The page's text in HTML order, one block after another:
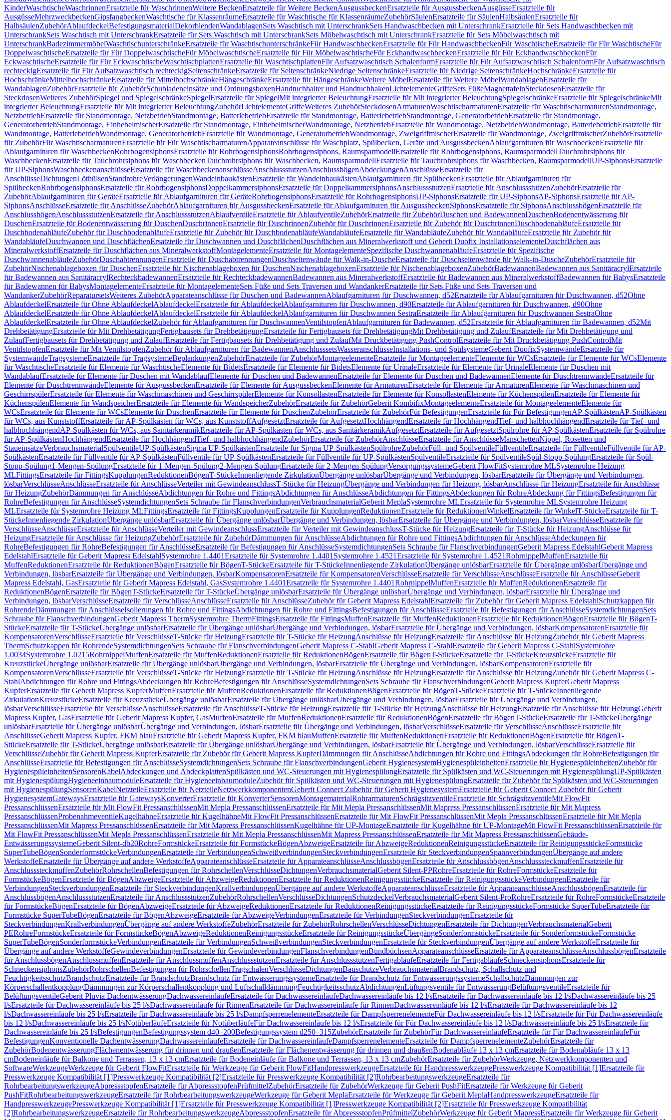
KinderWaschtischeWaschrinnenErsatzteile für WaschrinnenWeitere BeckenErsatzteile für Weitere BeckenAusgussbeckenErsatzteile für AusgussbeckenAusgüsseErsatzteile für
AusgüsseMehrzweckbeckenGipsfangbeckenWaschtische für KlassenräumeErsatzteile für Waschtische für KlassenräumeZubehörSäulenErsatzteile für SäulenHalbsäulenErsatzteile für
HalbsäulenZubehörAblaufdeckelBefestigungsmaterialDekorblendenWandablagenSets Waschtisch mit UnterschrankSets Handwaschbecken mit UnterschrankErsatzteile für Sets Handwaschbecken mit
UnterschrankSets Waschtisch mit UnterschrankErsatzteile für Sets Waschtisch mit UnterschrankSets Möbelwaschtisch mit UnterschrankErsatzteile für Sets Möbelwaschtisch mit
UnterschrankBadezimmermöbelWaschtischunterschränkeErsatzteile für WaschtischunterschränkeFür HandwaschbeckenErsatzteile für Für HandwaschbeckenFür WaschtischeErsatzteile für Für WaschtischeFür
DoppelwaschtischeErsatzteile für Für DoppelwaschtischeFür MöbelwaschtischeErsatzteile für Für MöbelwaschtischeFür EckhandwaschbeckenErsatzteile für Für EckhandwaschbeckenFür
EckwaschtischeErsatzteile für Für EckwaschtischeWaschtischplattenErsatzteile für WaschtischplattenFür Aufsatzwaschtisch SchalenformErsatzteile für Für Aufsatzwaschtisch SchalenformFür Aufsatzwaschtisch
rechteckigErsatzteile für Für Aufsatzwaschtisch rechteckigSeitenschränkeErsatzteile für SeitenschränkeNiedrige SeitenschränkeErsatzteile für Niedrige SeitenschränkeHochschränkeErsatzteile für
HochschränkeMittelhochschränkeErsatzteile für MittelhochschränkeHängeschränkeErsatzteile für HängeschränkeWeitere MöbelErsatzteile für Weitere MöbelWandablagenErsatzteile für
WandablagenZubehörErsatzteile für ZubehörSchubladeneinsätze und OrdnungsboxenHandtuchhalter und HandtuchhakenLichtelementeGriffeSets FüßeMagnettafelnSteckdosenErsatzteile für
SteckdosenWeiteres ZubehörSpiegel und SpiegelschränkeSpiegelErsatzteile für SpiegelMit integrierter BeleuchtungErsatzteile für Mit integrierter BeleuchtungSpiegelschränkeErsatzteile für SpiegelschränkeMit
integrierter BeleuchtungErsatzteile für Mit integrierter BeleuchtungZubehörLichtelementeGriffeWeiteres ZubehörSteckdosenArmaturenWaschtischarmaturenErsatzteile für WaschtischarmaturenStandmontage,
NetzbetriebErsatzteile für Standmontage, NetzbetriebStandmontage, BatteriebetriebErsatzteile für Standmontage, BatteriebetriebStandmontage, GeneratorbetriebErsatzteile für Standmontage,
GeneratorbetriebStandmontage, EinhebelmischerErsatzteile für Standmontage, EinhebelmischerWandmontage, NetzbetriebErsatzteile für Wandmontage, NetzbetriebWandmontage, BatteriebetriebErsatzteile für
Wandmontage, BatteriebetriebWandmontage, GeneratorbetriebErsatzteile für Wandmontage, GeneratorbetriebWandmontage, ZweigriffmischerErsatzteile für Wandmontage, ZweigriffmischerZubehörErsatzteile
für ZubehörFür WaschtischarmaturenErsatzteile für Für WaschtischarmaturenApparateanschlüsse für Waschplatz, Spülbecken, Geräte und AusgussbeckenAblaufgarnituren für WaschbeckenErsatzteile für
Ablaufgarnituren für WaschbeckenRohrbogensiphonsErsatzteile für RohrbogensiphonsRohrbogensiphons, RaumsparmodellErsatzteile für Rohrbogensiphons, RaumsparmodellTauchrohrsiphons für
WaschbeckenErsatzteile für Tauchrohrsiphons für WaschbeckenTauchrohrsiphons für Waschbecken, RaumsparmodellErsatzteile für Tauchrohrsiphons für Waschbecken, RaumsparmodellUP-SiphonsErsatzteile
für UP-SiphonsWaschbeckenanschlüsseErsatzteile für WaschbeckenanschlüsseAnschlussstutzenAnschlussbögenAbdeckungenAnschlüsseErsatzteile für
AnschlüsseDichtungenLöthülsenStandrohreVerlängerungenWandeinbaukästenErsatzteile für WandeinbaukästenAblaufgarnituren für SpülbeckenErsatzteile für Ablaufgarnituren für
SpülbeckenRohrbogensiphonsErsatzteile für RohrbogensiphonsDoppelkammersiphonsErsatzteile für DoppelkammersiphonsAnschlussstutzenErsatzteile für AnschlussstutzenZubehörErsatzteile für
ZubehörAblaufgarnituren für GeräteErsatzteile für Ablaufgarnituren für GeräteRohrbogensiphonsErsatzteile für RohrbogensiphonsUP-SiphonsErsatzteile für UP-SiphonsAP-SiphonsErsatzteile für AP-
SiphonsAnschlüsseErsatzteile für AnschlüsseZubehörAblaufgarnituren für AusgussbeckenErsatzteile für Ablaufgarnituren für AusgussbeckenSiphonsErsatzteile für SiphonsAnschlussbögenErsatzteile für
AnschlussbögenAnschlussstutzenErsatzteile für AnschlussstutzenAblaufventileErsatzteile für AblaufventileZubehörErsatzteile für ZubehörDuschen und BadewannenDuschenBodenentwässerung für
DuschenErsatzteile für Bodenentwässerung für DuschenDuschrinnenErsatzteile für DuschrinnenZubehör für DuschrinnenErsatzteile für Zubehör für DuschrinnenDuschbodenabläufeErsatzteile für
DuschbodenabläufeZubehör für DuschbodenabläufeErsatzteile für Zubehör für DuschbodenabläufeWandabläufeErsatzteile für WandabläufeZubehör für WandabläufeErsatzteile für Zubehör für
WandabläufeDuschwannen und DuschflächenErsatzteile für Duschwannen und DuschflächenDuschflächen aus Mineralwerkstoff und Geberit Duofix InstallationselementeDuschflächen aus
MineralwerkstoffErsatzteile für Duschflächen aus MineralwerkstoffMontagelementeErsatzteile für MontagelementeSpezifische DuschwannenabläufeErsatzteile für Spezifische
DuschwannenabläufeZubehörDuschabtrennungenErsatzteile für DuschabtrennungenDuschseitenwände für Walk-in-DuscheErsatzteile für Duschseitenwände für Walk-in-DuscheZubehörErsatzteile für
ZubehörNischenablageboxen für DuschenErsatzteile für Nischenablageboxen für DuschenNischenablageboxenErsatzteile für NischenablageboxenZubehörBadewannenBadewannen aus SanitäracrylErsatzteile
für Badewannen aus SanitäracrylRechteckbadewannenErsatzteile für RechteckbadewannenBadewannen aus MineralwerkstoffErsatzteile für Badewannen aus MineralwerkstoffBadewannen für BabysErsatzteile
für Badewannen für BabysMontagelementeErsatzteile für MontagelementeSets Füße und Sets Traversen und WandankerErsatzteile für Sets Füße und Sets Traversen und
WandankerZubehörReparatursetsWeiteres ZubehörApparateanschlüsse für Duschen und BadewannenAblaufgarnituren für Duschwannen, d52Ersatzteile für Ablaufgarnituren für Duschwannen, d52Ohne
AblaufdeckelErsatzteile für Ohne AblaufdeckelAblaufdeckelErsatzteile für AblaufdeckelAblaufgarnituren für Duschwannen, d90Ersatzteile für Ablaufgarnituren für Duschwannen, d90Ohne
AblaufdeckelErsatzteile für Ohne AblaufdeckelAblaufdeckelErsatzteile für AblaufdeckelAblaufgarnituren für Duschwannen SestraErsatzteile für Ablaufgarnituren für Duschwannen SestraOhne
AblaufdeckelErsatzteile für Ohne AblaufdeckelZubehör für Ablaufgarnituren für DuschwannenVentilstopfenAblaufgarnituren für Badewannen, d52Ersatzteile für Ablaufgarnituren für Badewannen, d52Mit
DrehbetätigungErsatzteile für Mit DrehbetätigungFertigbausets für DrehbetätigungErsatzteile für Fertigbausets für DrehbetätigungMit Drehbetätigung und ZulaufErsatzteile für Mit Drehbetätigung und
ZulaufFertigbausets für Drehbetätigung und ZulaufErsatzteile für Fertigbausets für Drehbetätigung und ZulaufMit Druckbetätigung PushControlErsatzteile für Mit Druckbetätigung PushControlMit
VentilstopfenErsatzteile für Mit VentilstopfenZubehör für Ablaufgarnituren für BadewannenAnschlusssetsWasseranschlüsseInstallations- und SpülsystemeGeberit DuofixSystemwändeErsatzteile für
SystemwändeTragsystemeErsatzteile für TragsystemeBeplankungenZubehörErsatzteile für ZubehörMontageelementeErsatzteile für MontageelementeElemente für WCsErsatzteile für Elemente für WCsElemente
für WaschtischeErsatzteile für Elemente für WaschtischeElemente für BidetsErsatzteile für Elemente für BidetsElemente für UrinaleErsatzteile für Elemente für UrinaleElemente für Duschen mit
WandablaufErsatzteile für Elemente für Duschen mit WandablaufElemente für Duschen und BadewannenErsatzteile für Elemente für Duschen und BadewannenElemente für DuschtrennwändeErsatzteile für
Elemente für DuschtrennwändeElemente für AusgussbeckenErsatzteile für Elemente für AusgussbeckenElemente für ArmaturenErsatzteile für Elemente für ArmaturenElemente für Waschmaschinen und
GeschirrspülerErsatzteile für Elemente für Waschmaschinen und GeschirrspülerElemente für KonsollastenErsatzteile für Elemente für KonsollastenElemente für KüchenspülenErsatzteile für Elemente für
KüchenspülenElemente für WandspeicherErsatzteile für Elemente für WandspeicherZubehörErsatzteile für ZubehörGeberit KombifixMontageelementeErsatzteile für MontageelementeElemente für
WCsErsatzteile für Elemente für WCsElemente für DuschenErsatzteile für Elemente für DuschenZubehörErsatzteile für ZubehörFür BefestigungenErsatzteile für Für BefestigungenAP-SpülkästenAP-Spülkästen
für WCs, aus KunststoffErsatzteile für AP-Spülkästen für WCs, aus KunststoffAufgesetztErsatzteile für AufgesetztHochhängendErsatzteile für HochhängendTief- und halbhochhängendErsatzteile für Tief- und
halbhochhängendAP-Spülkästen für WCs, aus SanitärkeramikErsatzteile für AP-Spülkästen für WCs, aus SanitärkeramikAufgesetztErsatzteile für AufgesetztSpülrohre für AP-SpülkästenErsatzteile für Spülrohre
für AP-SpülkästenHochhängendErsatzteile für HochhängendTief- und halbhochhängendZubehörErsatzteile für ZubehörAnschlüsseErsatzteile für AnschlüsseManschettenNippel, Rosetten und
StaueinsätzeVerbrauchsmaterialSpülventileUP-SpülkästenSigma UP-SpülkästenErsatzteile für Sigma UP-SpülkästenSpülrohreZubehörFüll- und SpülventileFüllventileErsatzteile für FüllventileFüllventile für AP-
SpülkästenErsatzteile für Füllventile für AP-SpülkästenFüllventile für UP-SpülkästenErsatzteile für Füllventile für UP-SpülkästenSpülventileErsatzteile für SpülventileSpül-Stopp-SpülungErsatzteile für Spül-
Stopp-Spülung1-Mengen-SpülungErsatzteile für 1-Mengen-Spülung2-Mengen-SpülungErsatzteile für 2-Mengen-SpülungVersorgungssystemeGeberit FlowFitSystemrohre MLSystemrohre Heizung
MLFittingsErsatzteile für FittingsKupplungenReduktionenBögenT-StückeInnenliegende ZirkulationÜbergänge unlösbarÜbergänge und Verbindungen, lösbarErsatzteile für Übergänge und Verbindungen,
lösbarVerschlüsseAnschlüsseErsatzteile für AnschlüsseVerteiler mit GewindeanschlussT-Stücke für HeizungÜbergänge und Verbindungen für Heizung, lösbarAnschlüsse für HeizungErsatzteile für Anschlüsse
für HeizungZubehörDämmungen für AnschlüsseAbdichtungen für Rohre und FittingsAbdichtungen für AnschlüsseAbdichtungen für FittingsAbdeckungen für RohreAbdeckung für FittingsBefestigungen für
RohreBefestigungen für AnschlüsseSystemdichtungenSets Schraube für FlanschverbindungenVerbrauchsmaterialGeberit MeplaSystemrohre MLErsatzteile für Systemrohre MLSystemrohre Heizung
MLErsatzteile für Systemrohre Heizung MLFittingsErsatzteile für FittingsKupplungenErsatzteile für KupplungenReduktionenErsatzteile für ReduktionenWinkelErsatzteile für WinkelT-StückeErsatzteile für T-
StückeInnenliegende ZirkulationÜbergänge unlösbarErsatzteile für Übergänge unlösbarÜbergänge und Verbindungen, lösbarErsatzteile für Übergänge und Verbindungen, lösbarVerschlüsseErsatzteile für
VerschlüsseAnschlüsseErsatzteile für AnschlüsseVerteiler mit GewindeanschlussErsatzteile für Verteiler mit GewindeanschlussT-Stücke für HeizungErsatzteile für T-Stücke für HeizungAnschlüsse für
HeizungErsatzteile für Anschlüsse für HeizungZubehörErsatzteile für ZubehörDämmungen für AnschlüsseAbdichtungen für Rohre und FittingsAbdichtungen für AnschlüsseAbdeckungen für
RohreBefestigungen für RohreBefestigungen für AnschlüsseErsatzteile für Befestigungen für AnschlüsseSystemdichtungenSets Schraube für FlanschverbindungenGeberit Mapress EdelstahlGeberit Mapress
EdelstahlErsatzteile für Geberit Mapress EdelstahlSystemrohre 1.4401Ersatzteile für Systemrohre 1.4401 Systemrohre 1.4521Ersatzteile für Systemrohre 1.4521RohrnippelMuffenErsatzteile für
MuffenReduktionenErsatzteile für ReduktionenBögenErsatzteile für BögenT-StückeErsatzteile für T-StückeInnenliegende ZirkulationÜbergänge unlösbarErsatzteile für Übergänge unlösbarÜbergänge und
Verbindungen, lösbarErsatzteile für Übergänge und Verbindungen, lösbarKompensatorenErsatzteile für KompensatorenVerschlüsseErsatzteile für VerschlüsseAnschlüsseErsatzteile für AnschlüsseGeberit
Mapress Edelstahl, GasErsatzteile für Geberit Mapress Edelstahl, GasSystemrohre 1.4401Ersatzteile für Systemrohre 1.4401RohrnippelMuffenErsatzteile für MuffenReduktionenErsatzteile für
ReduktionenBögenErsatzteile für BögenT-StückeErsatzteile für T-StückeÜbergänge unlösbarErsatzteile für Übergänge unlösbarÜbergänge und Verbindungen, lösbarErsatzteile für Übergänge und
Verbindungen, lösbarVerschlüsseErsatzteile für VerschlüsseAnschlüsseErsatzteile für AnschlüsseZubehör für Geberit Mapress EdelstahlErsatzteile für Zubehör für Geberit Mapress EdelstahlSchutzkappen für
RohrendeDämmungen für AnschlüsseIsolierungen für Rohre und FittingsAbdichtungen für Rohre und FittingsBefestigungen für AnschlüsseErsatzteile für Befestigungen für AnschlüsseSystemdichtungenSets
Schraube für FlanschverbindungenGeberit Mapress ThermSystemrohre ThermFittingsErsatzteile für FittingsMuffenErsatzteile für MuffenReduktionenErsatzteile für ReduktionenBögenErsatzteile für BögenT-
StückeErsatzteile für T-StückeÜbergänge unlösbarErsatzteile für Übergänge unlösbarÜbergänge und Verbindungen, lösbarErsatzteile für Übergänge und Verbindungen, lösbarKompensatorenErsatzteile für
KompensatorenVerschlüsseErsatzteile für VerschlüsseT-Stücke für HeizungErsatzteile für T-Stücke für HeizungAnschlüsse für HeizungErsatzteile für Anschlüsse für HeizungZubehör für Geberit Mapress
ThermSchutzkappen für RohrendeSystemdichtungenSets Schraube für FlanschverbindungenGeberit Mapress C-StahlGeberit Mapress C-StahlErsatzteile für Geberit Mapress C-StahlSystemrohre
1.0034Systemrohre 1.0215RohrnippelMuffenErsatzteile für MuffenReduktionenErsatzteile für ReduktionenBögenErsatzteile für BögenT-StückeErsatzteile für T-StückeKreuzstückeErsatzteile für
KreuzstückeÜbergänge unlösbarErsatzteile für Übergänge unlösbarÜbergänge und Verbindungen, lösbarErsatzteile für Übergänge und Verbindungen, lösbarKompensatorenErsatzteile für
KompensatorenVerschlüsseErsatzteile für VerschlüsseT-Stücke für HeizungErsatzteile für T-Stücke für HeizungAnschlüsse für HeizungErsatzteile für Anschlüsse für HeizungZubehör für Geberit Mapress C-
StahlAbdichtungen für Rohre und FittingsAbdeckungen für RohreBefestigungen für AnschlüsseSystemdichtungenSets Schraube für FlanschverbindungenGeberit Mapress KupferGeberit Mapress
KupferErsatzteile für Geberit Mapress KupferMuffenErsatzteile für MuffenReduktionenErsatzteile für ReduktionenBögenErsatzteile für BögenT-StückeErsatzteile für T-StückeInnenliegende
ZirkulationKreuzstückeErsatzteile für KreuzstückeÜbergänge unlösbarErsatzteile für Übergänge unlösbarÜbergänge und Verbindungen, lösbarErsatzteile für Übergänge und Verbindungen,
lösbarVerschlüsseErsatzteile für VerschlüsseAnschlüsseErsatzteile für AnschlüsseT-Stücke für HeizungErsatzteile für T-Stücke für HeizungAnschlüsse für HeizungErsatzteile für Anschlüsse für HeizungGeberit
Mapress Kupfer, GasErsatzteile für Geberit Mapress Kupfer, GasMuffenErsatzteile für MuffenReduktionenErsatzteile für ReduktionenBögenErsatzteile für BögenT-StückeErsatzteile für T-StückeÜbergänge
unlösbarErsatzteile für Übergänge unlösbarÜbergänge und Verbindungen, lösbarErsatzteile für Übergänge und Verbindungen, lösbarVerschlüsseErsatzteile für VerschlüsseAnschlüsseErsatzteile für
AnschlüsseGeberit Mapress Kupfer, FKM blauErsatzteile für Geberit Mapress Kupfer, FKM blauMuffenErsatzteile für MuffenReduktionenErsatzteile für ReduktionenBögenErsatzteile für BögenT-
StückeErsatzteile für T-StückeÜbergänge unlösbarErsatzteile für Übergänge unlösbarÜbergänge und Verbindungen, lösbarErsatzteile für Übergänge und Verbindungen, lösbarVerschlüsseErsatzteile für
VerschlüsseZubehör für Geberit Mapress KupferErsatzteile für Zubehör für Geberit Mapress KupferDämmungen für AnschlüsseAbdichtungen für Rohre und FittingsAbdeckungen für RohreBefestigungen für
AnschlüsseErsatzteile für Befestigungen für AnschlüsseSystemdichtungenSets Schraube für FlanschverbindungenGeberit HygienesystemHygienespüleinheitenErsatzteile für HygienespüleinheitenZubehör für
HygienespüleinheitenSensorenKabelAbdeckungen und AbdeckplattenSpülkästen und WC-Steuerungen mit HygienespülungErsatzteile für Spülkästen und WC-Steuerungen mit HygienespülungUP-Spülkästen
mit HygienespülungHygieneeinbaumoduleErsatzteile für HygieneeinbaumoduleZubehör für Spülkästen und WC-Steuerungen mit HygienespülungErsatzteile für Zubehör für Spülkästen und WC-Steuerungen
mit HygienespülungSensorenKabelNetzteileErsatzteile für NetzteileNetzwerkkomponentenGeberit Connect Zubehör für Geberit HygienesystemErsatzteile für Geberit Connect Zubehör für Geberit
HygienesystemGatewaysErsatzteile für GatewaysKonverterErsatzteile für KonverterSensorenMontagematerialRohrarmaturenSchrägsitzventileErsatzteile für SchrägsitzventileMit FlowFit
PressanschlüssenErsatzteile für Mit FlowFit PressanschlüssenMit Mepla PressanschlüssenErsatzteile für Mit Mepla PressanschlüssenMit Mapress PressanschlüssenErsatzteile für Mit Mapress
PressanschlüssenProbenahmeventileKugelhähneErsatzteile für KugelhähneMit FlowFit PressanschlüssenErsatzteile für Mit FlowFit PressanschlüssenMit Mepla PressanschlüssenErsatzteile für Mit Mepla
PressanschlüssenMit Mapress PressanschlüssenErsatzteile für Mit Mapress PressanschlüssenKugelhähne für UP-MontageErsatzteile für Kugelhähne für UP-MontageMit FlowFit PressanschlüssenErsatzteile für
Mit FlowFit PressanschlüssenMit Mepla PressanschlüssenErsatzteile für Mit Mepla PressanschlüssenMit Mapress PressanschlüssenErsatzteile für Mit Mapress PressanschlüssenGebäude-
EntwässerungssystemeGeberit Silent-db20RohreFormstückeErsatzteile für FormstückeBögenAbzweigeErsatzteile für AbzweigeReduktionenReinigungsstückeErsatzteile für ReinigungsstückeFormstücke
SuperTubeBögenSonderformstückeVerbindungenErsatzteile für VerbindungenSchweißverbindungenSteckverbindungenErsatzteile für SteckverbindungenSpannverbindungenÜbergänge auf andere
WerkstoffeErsatzteile für Übergänge auf andere WerkstoffeApparateanschlüsseErsatzteile für ApparateanschlüsseAnschlussbögenErsatzteile für AnschlussbögenAnschlusssteckmuffenErsatzteile für
AnschlusssteckmuffenZubehörRohrschellenBefestigungen für RohrschellenVerschlüsseDichtungenVerbrauchsmaterialGeberit Silent-PPRohreErsatzteile für RohreFormstückeErsatzteile für
FormstückeBögenErsatzteile für BögenAbzweigeErsatzteile für AbzweigeReduktionenErsatzteile für ReduktionenReinigungsstückeErsatzteile für ReinigungsstückeVerbindungenErsatzteile für
VerbindungenSteckverbindungenErsatzteile für SteckverbindungenKrallverbindungenÜbergänge auf andere WerkstoffeApparateanschlüsseErsatzteile für ApparateanschlüsseAnschlussbögenErsatzteile für
AnschlussbögenAnschlussstutzenErsatzteile für AnschlussstutzenZubehörRohrschellenVerschlüsseDichtungenSchutzdeckelVerbrauchsmaterialGeberit Silent-ProRohreErsatzteile für RohreFormstückeErsatzteile
für FormstückeBögenErsatzteile für BögenAbzweigeErsatzteile für AbzweigeReduktionenErsatzteile für ReduktionenReinigungsstückeErsatzteile für ReinigungsstückeFormstücke SuperTubeErsatzteile für
Formstücke SuperTubeBögenErsatzteile für BögenAbzweigeErsatzteile für AbzweigeVerbindungenErsatzteile für VerbindungenSteckverbindungenErsatzteile für
SteckverbindungenKrallverbindungenÜbergänge auf andere WerkstoffeZubehörErsatzteile für ZubehörRohrschellenVerschlüsseDichtungenErsatzteile für DichtungenVerbrauchsmaterialGeberit
PERohreFormstückeErsatzteile für FormstückeBögenAbzweigeReduktionenReinigungsstückeErsatzteile für ReinigungsstückeÜbergängeSonderformstückeErsatzteile für SonderformstückeFormstücke
SuperTubeBögenSonderformstückeVerbindungenErsatzteile für VerbindungenSchweißverbindungenSteckverbindungenErsatzteile für SteckverbindungenÜbergänge auf andere WerkstoffeErsatzteile für
Übergänge auf andere WerkstoffeGewindeverbindungenErsatzteile für GewindeverbindungenFlanschverbindungenBundbüchsenApparateanschlüsseErsatzteile für ApparateanschlüsseAnschlussbögenErsatzteile
für AnschlussbögenAnschlussmuffenErsatzteile für AnschlussmuffenAnschlussstutzenErsatzteile für AnschlussstutzenFertigabläufeErsatzteile für FertigabläufeSchneckensiphonsErsatzteile für
SchneckensiphonsZubehörRohrschellenBefestigungen für RohrschellenTragschalenVerschlüsseDichtungenBauschutzeVerbrauchsmaterialBrandschutz, Schallschutz und
FeuchtigkeitsschutzBrandschutzErsatzteile für BrandschutzBrandschutz für EntwässerungssystemeErsatzteile für Brandschutz für EntwässerungssystemeSchallschutzDämmungen zur
KörperschallentkopplungDämmungen zur Körperschallentkopplung und LuftschalldämmungFeuchtigkeitsschutzAbdichtungenLüftungsventile für EntwässerungBelüftungsventileErsatzteile für
BelüftungsventileGeberit Pluvia DachentwässerungDachwassereinläufeErsatzteile für DachwassereinläufeDachwassereinläufe bis 12 l/sErsatzteile für Dachwassereinläufe bis 12 l/sDachwassereinläufe bis 25
l/sErsatzteile für Dachwassereinläufe bis 25 l/sDachwassereinläufe für RinnenErsatzteile für Dachwassereinläufe für RinnenDachwassereinläufe bis 12 l/sErsatzteile für Dachwassereinläufe bis 12
l/sDachwassereinläufe bis 25 l/sErsatzteile für Dachwassereinläufe bis 25 l/sDampfsperrenelementeErsatzteile für DampfsperrenelementeFür Dachwassereinläufe bis 12 l/sErsatzteile für Für Dachwassereinläufe
bis 12 l/sDachwassereinläufe bis 25 l/sNotüberläufeErsatzteile für NotüberläufeFür Dachwassereinläufe bis 12 l/sErsatzteile für Für Dachwassereinläufe bis 12 l/sDachwassereinläufe bis 25 l/sErsatzteile für
Dachwassereinläufe bis 25 l/sBefestigungenBefestigungssystem d40–200Befestigungssystem d250–315ZubehörErsatzteile für ZubehörFür DachwassereinläufeErsatzteile für Für DachwassereinläufeFür
BefestigungenKonventionelle DachentwässerungDachwassereinläufeErsatzteile für DachwassereinläufeDampfsperrenelementeErsatzteile für DampfsperrenelementeZubehörErsatzteile für
ZubehörBodenentwässerungFlächenentwässerung für drinnen und draußenErsatzteile für Flächenentwässerung für drinnen und draußenBodenabläufe 13 x 13 cmErsatzteile für Bodenabläufe 13 x 13
cmBodeneinläufe für Balkone und Terrassen, 13 x 13 cmErsatzteile für Bodeneinläufe für Balkone und Terrassen, 13 x 13 cmZubehörErsatzteile für ZubehörWerkzeuge, Netzwerkkomponenten und
SoftwareWerkzeugeWerkzeuge für Geberit FlowFitErsatzteile für Werkzeuge für Geberit FlowFitHandpresswerkzeugeErsatzteile für HandpresswerkzeugePresswerkzeuge Kompatibilität [1]Ersatzteile für
Presswerkzeuge Kompatibilität [1]Presswerkzeuge Kompatibilität [2]Ersatzteile für Presswerkzeuge Kompatibilität [2]RohrbearbeitungswerkzeugeErsatzteile für
RohrbearbeitungswerkzeugeAbpressstopfenErsatzteile für AbpressstopfenPrüfmittelZubehörErsatzteile für ZubehörWerkzeuge für Geberit PushFitErsatzteile für Werkzeuge für Geberit
PushFitRohrbearbeitungswerkzeugeErsatzteile für RohrbearbeitungswerkzeugeWerkzeuge für Geberit MeplaErsatzteile für Werkzeuge für Geberit MeplaHandpresswerkzeugeErsatzteile für
HandpresswerkzeugePresswerkzeuge Kompatibilität [1]Ersatzteile für Presswerkzeuge Kompatibilität [1]Presswerkzeuge Kompatibilität [2]Ersatzteile für Presswerkzeuge Kompatibilität
[2]RohrbearbeitungswerkzeugeErsatzteile für RohrbearbeitungswerkzeugeAbpressstopfenErsatzteile für AbpressstopfenPrüfmittelZubehörWerkzeuge für Geberit MapressErsatzteile für Werkzeuge für Geberit